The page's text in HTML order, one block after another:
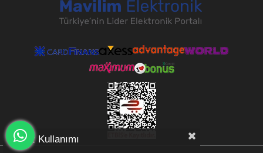
Çerez Kullanımı